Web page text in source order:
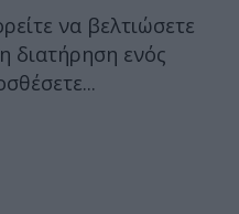
να βελτιώσετε
διατήρηση ενός